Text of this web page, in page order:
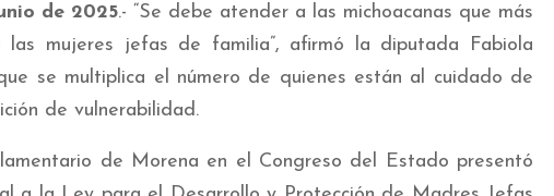
de 2025.- “Se debe atender a las michoacanas que más
las mujeres jefas de familia”, afirmó la diputada Fabiola
se multiplica el número de quienes están al cuidado de
de vulnerabilidad.
de Morena en el Congreso del Estado presentó